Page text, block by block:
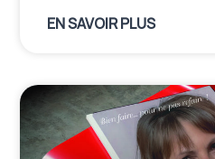
EN SAVOIR PLUS